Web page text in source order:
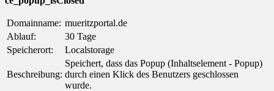
Domainname: mueritzportal.de
Ablauf:
30 Tage
Speicherort:
Localstorage
Beschreibung:
Speichert, dass das Popup (Inhaltselement - Popup)
durch einen Klick des Benutzers geschlossen
wurde.